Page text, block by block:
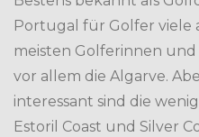
Portugal für Golfer viele
meisten Golferinnen und
vor allem die Algarve.
interessant sind die
Estoril Coast und Silver